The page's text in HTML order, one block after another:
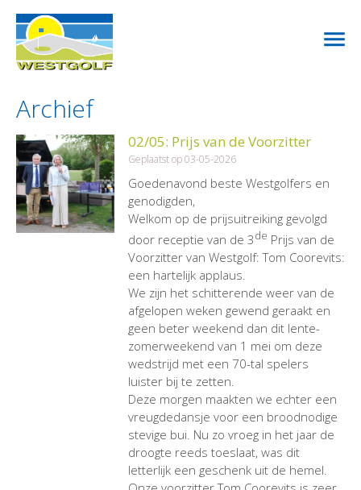
Archief
02/05: Prijs van de Voorzitter
Geplaatst op 03-05-2026
Goedenavond beste Westgolfers en
genodigden,
Welkom op de prijsuitreiking gevolgd
door receptie van de 3de Prijs van de
Voorzitter van Westgolf: Tom Coorevits:
een hartelijk applaus.
We zijn het schitterende weer van de
afgelopen weken gewend geraakt en
geen beter weekend dan dit lente-
zomerweekend van 1 mei om deze
wedstrijd met een 70-tal spelers
luister bij te zetten.
Deze morgen maakten we echter een
vreugdedansje voor een broodnodige
stevige bui. Nu zo vroeg in het jaar de
droogte reeds toeslaat, was dit
letterlijk een geschenk uit de hemel.